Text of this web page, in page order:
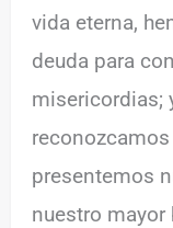
vida eterna,
deuda para
misericordias;
presentemos
nuestro